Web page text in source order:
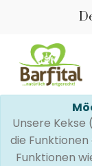
Unsere
die
Funktionen